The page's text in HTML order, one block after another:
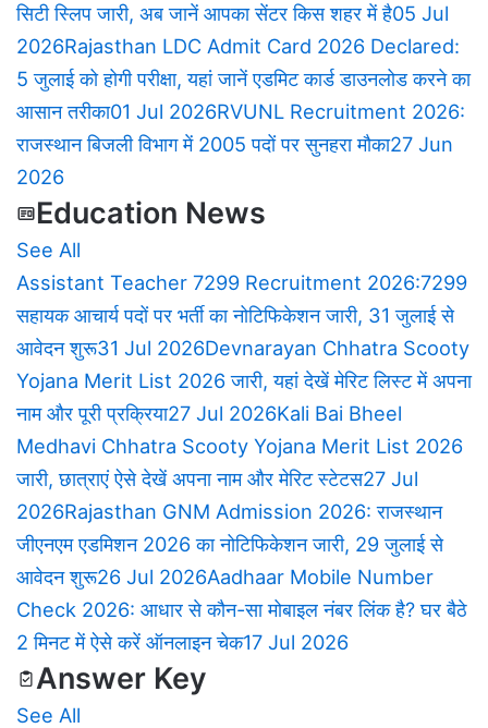
सिटी स्लिप जारी, अब जानें आपका सेंटर किस शहर में है05 Jul
2026Rajasthan LDC Admit Card 2026 Declared:
5 जुलाई को होगी परीक्षा, यहां जानें एडमिट कार्ड डाउनलोड करने का
आसान तरीका01 Jul 2026RVUNL Recruitment 2026:
राजस्थान बिजली विभाग में 2005 पदों पर सुनहरा मौका27 Jun
2026
Education News
See All
Assistant Teacher 7299 Recruitment 2026:7299
सहायक आचार्य पदों पर भर्ती का नोटिफिकेशन जारी, 31 जुलाई से
आवेदन शुरू31 Jul 2026Devnarayan Chhatra Scooty
Yojana Merit List 2026 जारी, यहां देखें मेरिट लिस्ट में अपना
नाम और पूरी प्रक्रिया27 Jul 2026Kali Bai Bheel
Medhavi Chhatra Scooty Yojana Merit List 2026
जारी, छात्राएं ऐसे देखें अपना नाम और मेरिट स्टेटस27 Jul
2026Rajasthan GNM Admission 2026: राजस्थान
जीएनएम एडमिशन 2026 का नोटिफिकेशन जारी, 29 जुलाई से
आवेदन शुरू26 Jul 2026Aadhaar Mobile Number
Check 2026: आधार से कौन-सा मोबाइल नंबर लिंक है? घर बैठे
2 मिनट में ऐसे करें ऑनलाइन चेक17 Jul 2026
Answer Key
See All